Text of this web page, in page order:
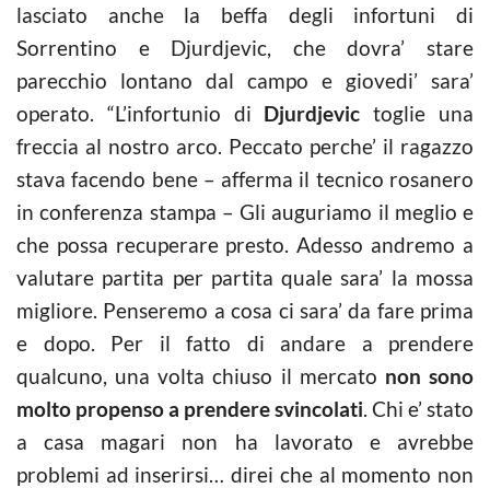
lasciato anche la beffa degli infortuni di
Sorrentino e Djurdjevic, che dovra’ stare
parecchio lontano dal campo e giovedi’ sara’
operato. “L’infortunio di Djurdjevic toglie una
freccia al nostro arco. Peccato perche’ il ragazzo
stava facendo bene – afferma il tecnico rosanero
in conferenza stampa – Gli auguriamo il meglio e
che possa recuperare presto. Adesso andremo a
valutare partita per partita quale sara’ la mossa
migliore. Penseremo a cosa ci sara’ da fare prima
e dopo. Per il fatto di andare a prendere
qualcuno, una volta chiuso il mercato non sono
molto propenso a prendere svincolati. Chi e’ stato
a casa magari non ha lavorato e avrebbe
problemi ad inserirsi… direi che al momento non